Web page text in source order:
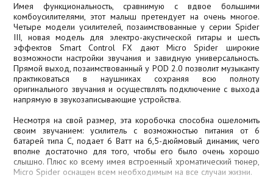
Имея функциональность, сравнимую с вдвое большими
комбоусилителями, этот малыш претендует на очень многое.
Четыре модели усилителей, позаимствованные у серии Spider
III, новая модель для электро-акустической гитары и шесть
эффектов Smart Control FX дают Micro Spider широкие
возможности настройки звучания и завидную универсальность.
Прямой выход, позаимствованный у POD 2.0 позволит музыканту
практиковаться в наушниках сохраняя всю полноту
оригинального звучания и осуществлять подключение с выхода
напрямую в звукозаписывающие устройства.
Несмотря на свой размер, эта коробочка способна ошеломить
своим звучанием: усилитель с возможностью питания от 6
батарей типа С, подает 6 Ватт на 6,5-дюймовый динамик, чего
вполне достаточно для того, чтобы его было очень хорошо
слышно. Плюс ко всему имея встроенный хроматический тюнер,
Micro Spider оснащен всем необходимым на все случаи жизни.